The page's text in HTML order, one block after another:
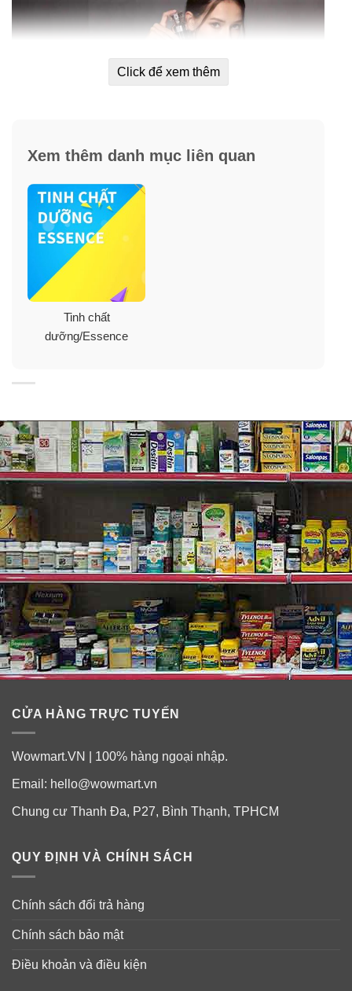
Thành phần nước thần Vento cao cấp
Thụy Sĩ Vento Vivere Resveratrol Glacial
Balancing Lotion
Thành phần: DNA cá hồi, chiết xuất buồng trứng cá
hồi, tổng hợp các loại vitamin A, D.
Cách dùng nước thần Vento cao cấp Thụy
Sĩ Vento Vivere Resveratrol Glacial
Balancing Lotion
ra tay rồi nhẹ nhàng thoa đều khắp mặt và cổ cho
đến khi hấp thụ hoàn toàn.
Kết hợp các sản phẩm của
Vento Luxe Caviar ,Vento Pear ,Serum Ventođể đạt
Click để xem thêm
Xem thêm danh mục liên quan
Tinh chất
dưỡng/Essence
CỬA HÀNG TRỰC TUYẾN
Wowmart.VN | 100% hàng ngoại nhập.
Email: hello@wowmart.vn
Chung cư Thanh Đa, P27, Bình Thạnh, TPHCM
QUY ĐỊNH VÀ CHÍNH SÁCH
Chính sách đổi trả hàng
Chính sách bảo mật
Điều khoản và điều kiện